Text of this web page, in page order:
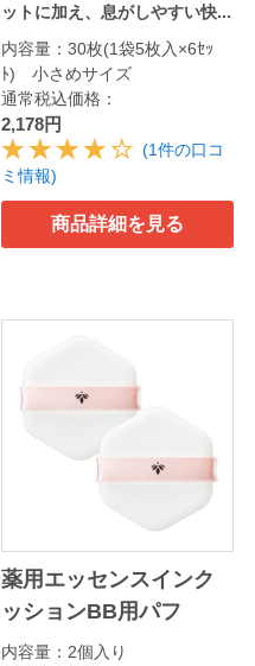
ットに加え、息がしやすい快...
内容量：30枚(1袋5枚入×6ｾｯ
ﾄ) 小さめサイズ
通常税込価格：
2,178円
(1件の口コ
ミ情報)
商品詳細を見る
薬用エッセンスインク
ッションBB用パフ
内容量：2個入り